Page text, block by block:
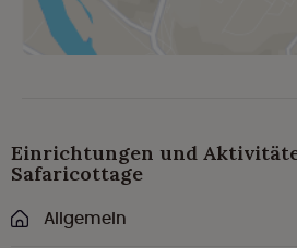
Einrichtungen und
Safaricottage
Allgemein